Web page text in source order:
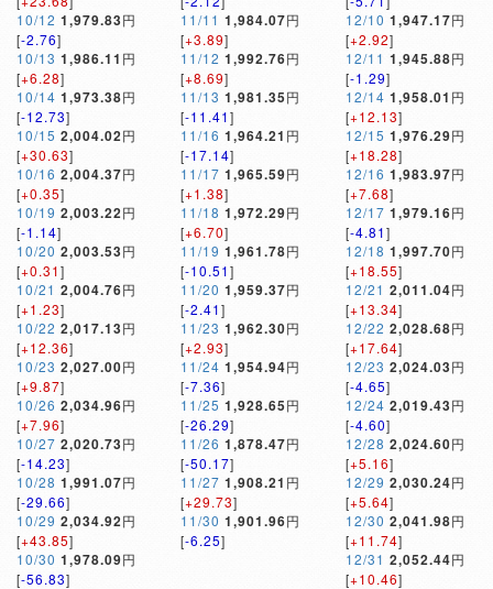
10/12 1,979.83円
[-2.76]
10/13 1,986.11 円
[+6.28]
10/14 1,973.38円
[-12.73]
10/15 2,004.02円
[+30.63]
10/16 2,004.37円
[+0.35]
10/19 2,003.22円
[-1.14]
10/20 2,003.53円
[+0.31]
10/21 2,004.76円
[+1.23]
10/22 2,017.13円
[+12.36]
10/23 2,027.00円
[+9.87]
10/26 2,034.96円
[+7.96]
10/27 2,020.73円
[-14.23]
10/28 1,991.07円
[-29.66]
10/29 2,034.92円
[+43.85]
10/30 1,978.09円
[-56.83]
11/11 1,984.07円
[+3.89]
11/12 1,992.76円
[+8.69]
11/13 1,981.35円
[-11.41]
11/16 1,964.21 円
[-17.14]
11/17 1,965.59円
[+1.38]
11/18 1,972.29円
[+6.70]
11/19 1,961.78円
[-10.51]
11/20 1,959.37円
[-2.41]
11/23 1,962.30円
[+2.93]
11/24 1,954.94円
[-7.36]
11/25 1,928.65円
[-26.29]
11/26 1,878.47円
[-50.17]
11/27 1,908.21 円
[+29.73]
11/30 1,901.96円
[-6.25]
12/10 1,947.17円
[+2.92]
12/11 1,945.88円
[-1.29]
12/14 1,958.01 円
[+12.13]
12/15 1,976.29円
[+18.28]
12/16 1,983.97円
[+7.68]
12/17 1,979.16円
[-4.81]
12/18 1,997.70円
[+18.55]
12/21 2,011.04円
[+13.34]
12/22 2,028.68円
[+17.64]
12/23 2,024.03円
[-4.65]
12/24 2,019.43円
[-4.60]
12/28 2,024.60円
[+5.16]
12/29 2,030.24円
[+5.64]
12/30 2,041.98円
[+11.74]
12/31 2,052.44円
[+10.46]